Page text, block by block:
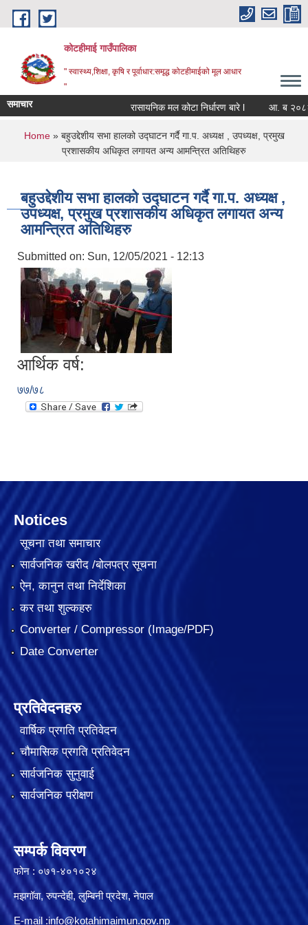
Skip to main content
कोटहीमाई गाउँपालिका
" स्वास्थ्य,शिक्षा, कृषि र पूर्वाधार:समृद्ध कोटहीमाईको मूल आधार
"
समाचार रासायनिक मल कोटा निर्धारण बारे l आ. ब २०८२/
You are here
Home» बहुउद्देशीय सभा हालको उद्घाटन गर्दै गा.प. अध्यक्ष , उपध्यक्ष, प्रमुख
प्रशासकीय अधिकृत लगायत अन्य आमन्त्रित अतिथिहरु
बहुउद्देशीय सभा हालको उद्घाटन गर्दै गा.प. अध्यक्ष ,
उपध्यक्ष, प्रमुख प्रशासकीय अधिकृत लगायत अन्य
आमन्त्रित अतिथिहरु
Submitted on: Sun, 12/05/2021 - 12:13
आर्थिक वर्ष:
७७/७८
Notices
सूचना तथा समाचार
सार्वजनिक खरीद /बोलपत्र सूचना
ऐन, कानुन तथा निर्देशिका
कर तथा शुल्कहरु
Converter / Compressor (Image/PDF)
Date Converter
प्रतिवेदनहरु
वार्षिक प्रगति प्रतिवेदन
चौमासिक प्रगति प्रतिवेदन
सार्वजनिक सुनुवाई
सार्वजनिक परीक्षण
सम्पर्क विवरण
फोन : ०७१-४०१०२४
मझगॉवा, रुपन्देही, लुम्बिनी प्रदेश, नेपाल
E-mail :info@kotahimaimun.gov.np